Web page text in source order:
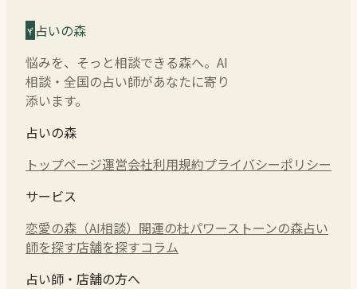
占いの森
悩みを、そっと相談できる森へ。AI
相談・全国の占い師があなたに寄り
添います。
占いの森
トップページ運営会社利用規約プライバシーポリシー
サービス
恋愛の森（AI相談） 開運の杜パワーストーンの森占い
師を探す店舗を探すコラム
占い師・店舗の方へ